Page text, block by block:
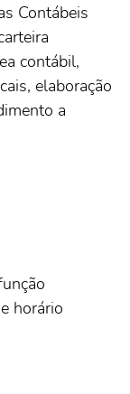
Contábeis
contábil,
elaboração
a
horário